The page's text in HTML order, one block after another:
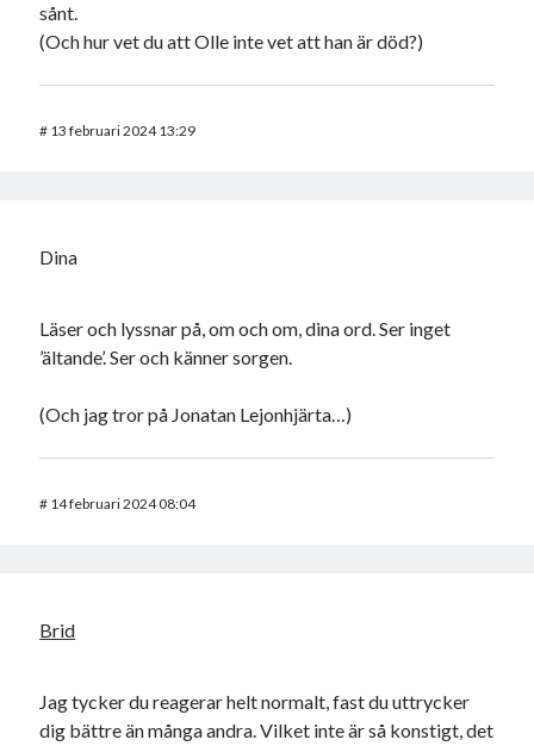
sånt.
(Och hur vet du att Olle inte vet att han är död?)
# 13 februari 2024 13:29
Dina
Läser och lyssnar på, om och om, dina ord. Ser inget
’ältande’. Ser och känner sorgen.
(Och jag tror på Jonatan Lejonhjärta…)
# 14 februari 2024 08:04
Brid
Jag tycker du reagerar helt normalt, fast du uttrycker
dig bättre än många andra. Vilket inte är så konstigt, det